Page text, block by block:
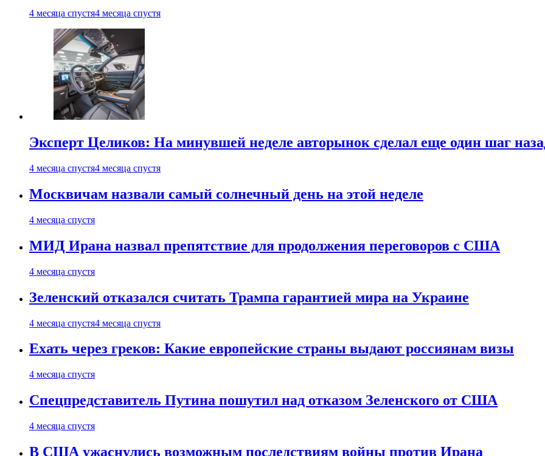
4 месяца спустя4 месяца спустя
Эксперт Целиков: На минувшей неделе авторынок сделал еще один шаг
4 месяца спустя4 месяца спустя
Москвичам назвали самый солнечный день на этой неделе
4 месяца спустя
МИД Ирана назвал препятствие для продолжения переговоров с США
4 месяца спустя
Зеленский отказался считать Трампа гарантией мира на Украине
4 месяца спустя4 месяца спустя
Ехать через греков: Какие европейские страны выдают россиянам визы
4 месяца спустя
Спецпредставитель Путина пошутил над отказом Зеленского от США
4 месяца спустя
В США ужаснулись возможным последствиям войны против Ирана